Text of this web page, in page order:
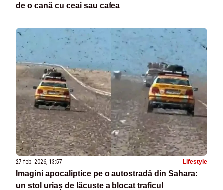
de o cană cu ceai sau cafea
27 feb. 2026, 13:57 Lifestyle
Imagini apocaliptice pe o autostradă din Sahara:
un stol uriaș de lăcuste a blocat traficul